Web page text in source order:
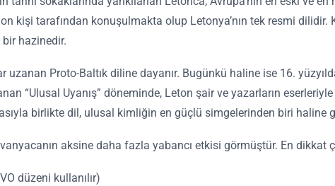
kişi tarafından konuşulmakta olup Letonya’nın tek resmi
hazinedir.
uzanan Proto-Baltık diline dayanır. Bugünkü haline ise 16.
“Ulusal Uyanış” döneminde, Leton şair ve yazarların
birlikte dil, ulusal kimliğin en güçlü simgelerinden biri haline
aksine daha fazla yabancı etkisi görmüştür. En dikkat
düzeni kullanılır)